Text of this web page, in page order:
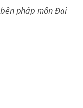
bên pháp môn Đại